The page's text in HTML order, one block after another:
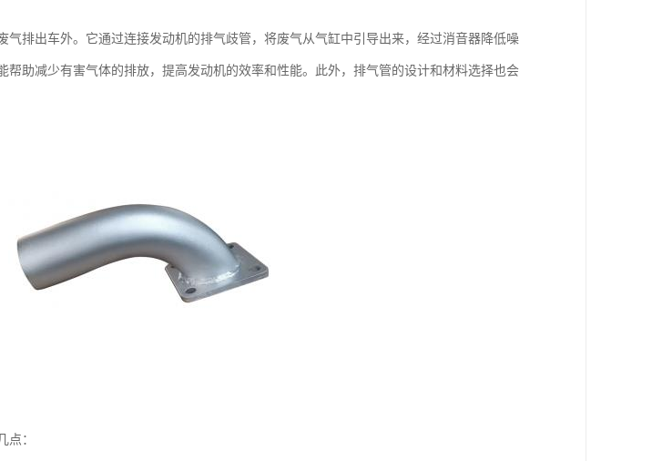
气排出车外。它通过连接发动机的排气歧管，将废气从气缸中引导出来，经过消音器降低噪
帮助减少有害气体的排放，提高发动机的效率和性能。此外，排气管的设计和材料选择也会
点：